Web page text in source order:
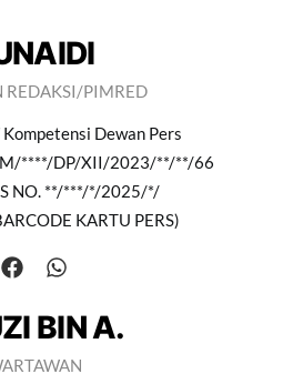
REDAKSI/PIMRED
Dewan Pers
****/DP/XII/2023/**/**/66
NO. **/***/*/2025/*/
KARTU PERS)
BIN A.